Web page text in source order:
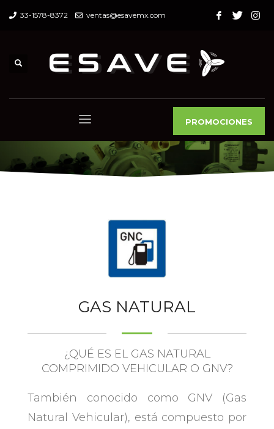
33-1578-8372 ventas@esavemx.com
PROMOCIONES
GAS NATURAL
¿QUÉ ES EL GAS NATURAL
COMPRIMIDO VEHICULAR O GNV?
También conocido como GNV (Gas
Natural Vehicular), está compuesto por